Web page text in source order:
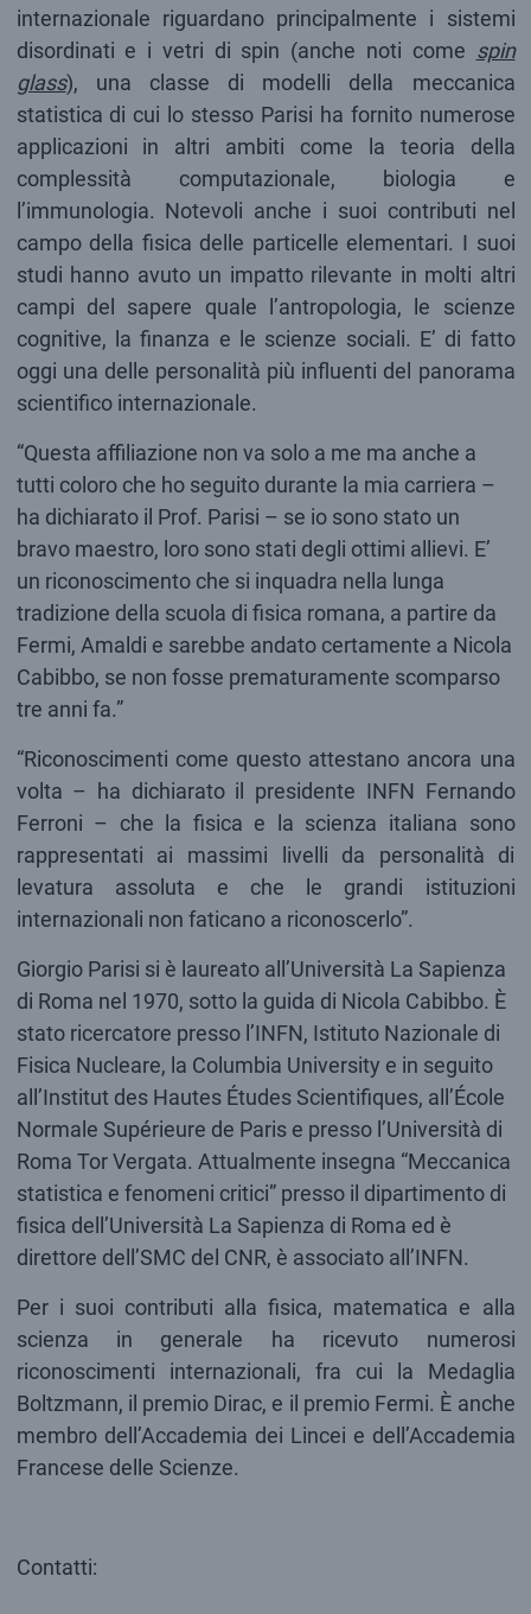
internazionale riguardano principalmente i sistemi
disordinati e i vetri di spin (anche noti come spin
glass), una classe di modelli della meccanica
statistica di cui lo stesso Parisi ha fornito numerose
applicazioni in altri ambiti come la teoria della
complessità computazionale, biologia e
l’immunologia. Notevoli anche i suoi contributi nel
campo della fisica delle particelle elementari. I suoi
studi hanno avuto un impatto rilevante in molti altri
campi del sapere quale l’antropologia, le scienze
cognitive, la finanza e le scienze sociali. E’ di fatto
oggi una delle personalità più influenti del panorama
scientifico internazionale.
“Questa affiliazione non va solo a me ma anche a
tutti coloro che ho seguito durante la mia carriera –
ha dichiarato il Prof. Parisi – se io sono stato un
bravo maestro, loro sono stati degli ottimi allievi. E’
un riconoscimento che si inquadra nella lunga
tradizione della scuola di fisica romana, a partire da
Fermi, Amaldi e sarebbe andato certamente a Nicola
Cabibbo, se non fosse prematuramente scomparso
tre anni fa.”
“Riconoscimenti come questo attestano ancora una
volta – ha dichiarato il presidente INFN Fernando
Ferroni – che la fisica e la scienza italiana sono
rappresentati ai massimi livelli da personalità di
levatura assoluta e che le grandi istituzioni
internazionali non faticano a riconoscerlo”.
Giorgio Parisi si è laureato all’Università La Sapienza
di Roma nel 1970, sotto la guida di Nicola Cabibbo. È
stato ricercatore presso l’INFN, Istituto Nazionale di
Fisica Nucleare, la Columbia University e in seguito
all’Institut des Hautes Études Scientifiques, all’École
Normale Supérieure de Paris e presso l’Università di
Roma Tor Vergata. Attualmente insegna “Meccanica
statistica e fenomeni critici” presso il dipartimento di
fisica dell’Università La Sapienza di Roma ed è
direttore dell’SMC del CNR, è associato all’INFN.
Per i suoi contributi alla fisica, matematica e alla
scienza in generale ha ricevuto numerosi
riconoscimenti internazionali, fra cui la Medaglia
Boltzmann, il premio Dirac, e il premio Fermi. È anche
membro dell’Accademia dei Lincei e dell’Accademia
Francese delle Scienze.
Contatti: